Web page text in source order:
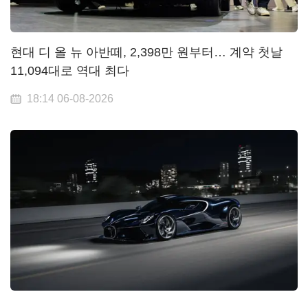
현대 디 올 뉴 아반떼, 2,398만 원부터… 계약 첫날
11,094대로 역대 최다
18:14 06-08-2026